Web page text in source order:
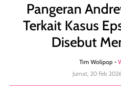
Pangeran
Terkait Kasus
Disebut
Tim Wolipop -
Jumat, 20 Feb